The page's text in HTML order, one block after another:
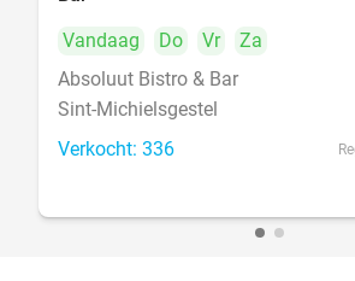
Vandaag
Do Vr
Za
Absoluut Bistro & Bar
Sint-Michielsgestel
Verkocht: 336